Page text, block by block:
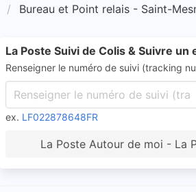
Bureau et Point relais - Saint-
La Poste Suivi de Colis & Suivre un
Renseigner le numéro de suivi (tracking
ex. LF022878648FR
La Poste Autour de moi - La